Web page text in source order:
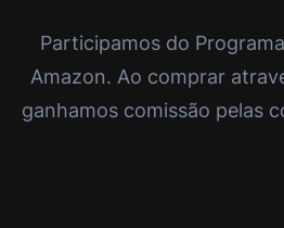
Participamos do
Amazon. Ao comprar
ganhamos comissão pelas